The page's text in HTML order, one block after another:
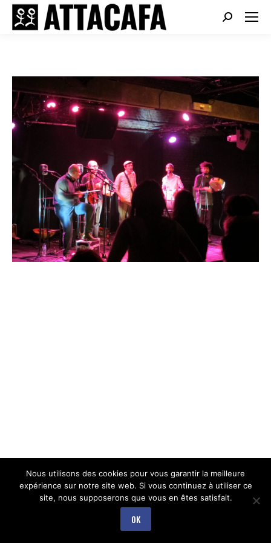
Search:
Nous utilisons des cookies pour vous garantir la meilleure
expérience sur notre site web. Si vous continuez à utiliser ce
site, nous supposerons que vous en êtes satisfait.
OK